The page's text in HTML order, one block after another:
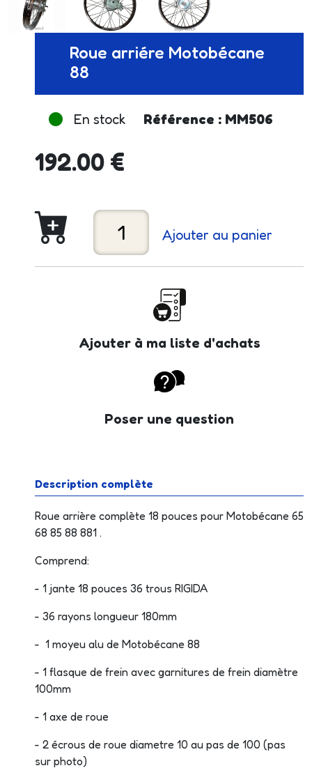
Roue arriére Motobécane
88
En stock Référence : MM506
192.00 €
Ajouter au panier
Ajouter à ma liste d'achats
Poser une question
Description complète
Roue arrière complète 18 pouces pour Motobécane 65
68 85 88 881 .
Comprend:
- 1 jante 18 pouces 36 trous RIGIDA
- 36 rayons longueur 180mm
- 1 moyeu alu de Motobécane 88
- 1 flasque de frein avec garnitures de frein diamètre
100mm
- 1 axe de roue
- 2 écrous de roue diametre 10 au pas de 100 (pas
sur photo)